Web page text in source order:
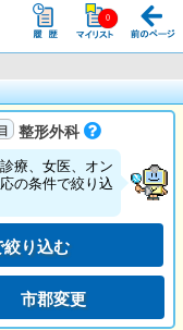
整形外科
療、女医、オン
の条件で絞り込
り込む
市郡変更